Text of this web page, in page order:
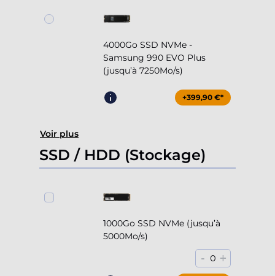
4000Go SSD NVMe -
Samsung 990 EVO Plus
(jusqu’à 7250Mo/s)
+399,90 €*
Voir plus
SSD / HDD (Stockage)
1000Go SSD NVMe (jusqu’à
5000Mo/s)
- 0 +